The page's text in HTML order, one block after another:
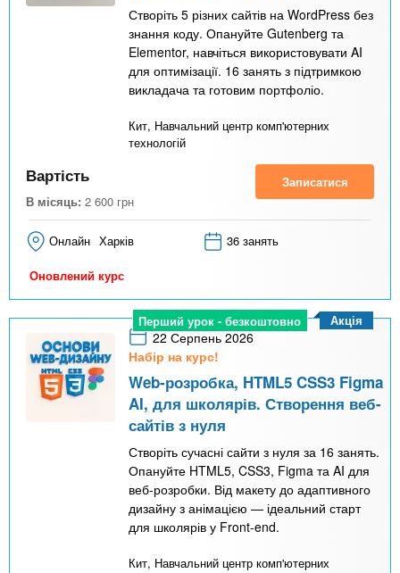
Створіть 5 різних сайтів на WordPress без
знання коду. Опануйте Gutenberg та
Elementor, навчіться використовувати AI
для оптимізації. 16 занять з підтримкою
викладача та готовим портфоліо.
Кит, Навчальний центр комп'ютерних
технологій
Вартість
В місяць: 2 600 грн
Записатися
Онлайн Харків 36 занять
Оновлений курс
Перший урок - безкоштовно
22 Серпень 2026
Набір на курс!
Web-розробка, HTML5 CSS3 Figma
AI, для школярів. Створення веб-
сайтів з нуля
Створіть сучасні сайти з нуля за 16 занять.
Опануйте HTML5, CSS3, Figma та AI для
веб-розробки. Від макету до адаптивного
дизайну з анімацією — ідеальний старт
для школярів у Front-end.
Кит, Навчальний центр комп'ютерних
Акція